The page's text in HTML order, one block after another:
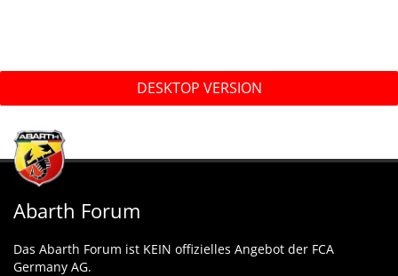
DESKTOP VERSION
Abarth Forum
Das Abarth Forum ist KEIN offizielles Angebot der FCA
Germany AG.